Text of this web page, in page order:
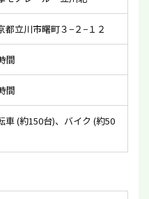
都立川市曙町３−２−１２
間
間
車 (約150台)、バイク (約50